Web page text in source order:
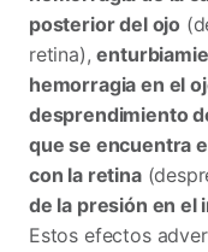
posterior del ojo
retina),
hemorragia en el
desprendimiento
que se encuentra
con la retina
de la presión en el
Estos efectos